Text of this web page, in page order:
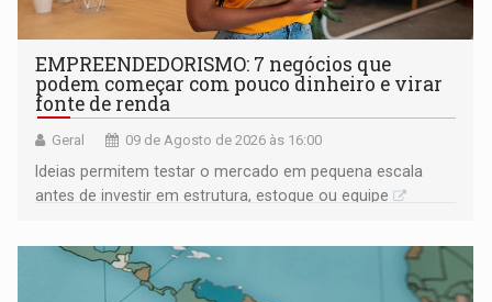
EMPREENDEDORISMO: 7 negócios que
podem começar com pouco dinheiro e virar
fonte de renda
Geral 09 de Agosto de 2026 às 16:00
Ideias permitem testar o mercado em pequena escala
antes de investir em estrutura, estoque ou equipe